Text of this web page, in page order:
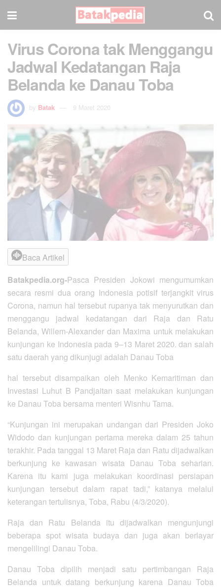
Virus Corona tak Menggangu
Jadwal Kedatangan Raja
Belanda ke Danau Toba
by Batak 9 Maret 2020
Baca Artikel
Batakpedia.org-Pasca Presiden Jokowi mengumumkan
secara resmi dua orang Indonesia potisif terjangkit virus
Corona, namun hal tersebut rupanya tak menyurutkan dan
menggangu jadwal kedatangan dari Raja dan Ratu
Belanda, Willem-Alexander dan Maxima untuk melakukan
kunjungan ke Indonesia pada 9–13 Maret 2020. dan salah
satu daerah yang dikunjugi adalah Danau Toba
hal tersebut disampaikan oleh Menko Kemaritiman dan
Investasi Luhut B Pandjaitan saat melakukan kunjungan
ke Danau Toba bersama menteri Wisnhu Tama.
“Kunjungan ini merupakan undangan dari Presiden Joko
Widodo dan kunjungan pertama mereka dalam 25 tahun
terakhir. Pada tanggal 13 Maret Raja dan Ratu dijadwalkan
berkunjung ke kawasan wisata Danau Toba seharian.
Karena itu kami juga melakukan koordinasi persiapan
kunjungan tersebut dalam rapat tadi,” katanya melalui
keterangan tertulisnya, Toba, Rabu (4/3/2020).
Raja dan Ratu Belanda itu dijadwalkan mengunjungi
beberapa spot wisata budaya dan juga akan berlayar
mengelilingi Danau Toba.
Danau Toba dipilih menjadi satu pertimbangan Raja
Belanda untuk datang berkunjung karena Danau Toba